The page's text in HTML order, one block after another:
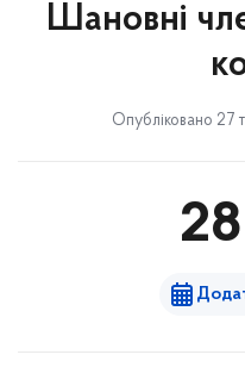
Шановні
Опубліковано 27
28